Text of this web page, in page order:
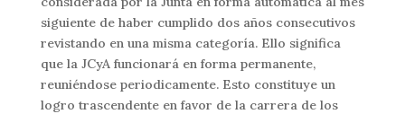
siguiente de haber cumplido dos años consecutivos
revistando en una misma categoría. Ello significa
que la JCyA funcionará en forma permanente,
reuniéndose periodicamente. Esto constituye un
logro trascendente en favor de la carrera de los